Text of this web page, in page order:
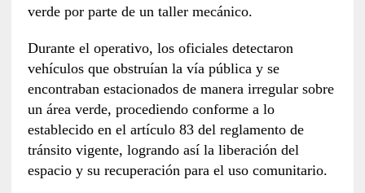
verde por parte de un taller mecánico.
Durante el operativo, los oficiales detectaron
vehículos que obstruían la vía pública y se
encontraban estacionados de manera irregular sobre
un área verde, procediendo conforme a lo
establecido en el artículo 83 del reglamento de
tránsito vigente, logrando así la liberación del
espacio y su recuperación para el uso comunitario.